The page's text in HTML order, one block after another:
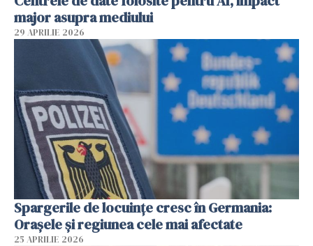
major asupra mediului
29 APRILIE 2026
Spargerile de locuințe cresc în Germania:
Orașele și regiunea cele mai afectate
25 APRILIE 2026